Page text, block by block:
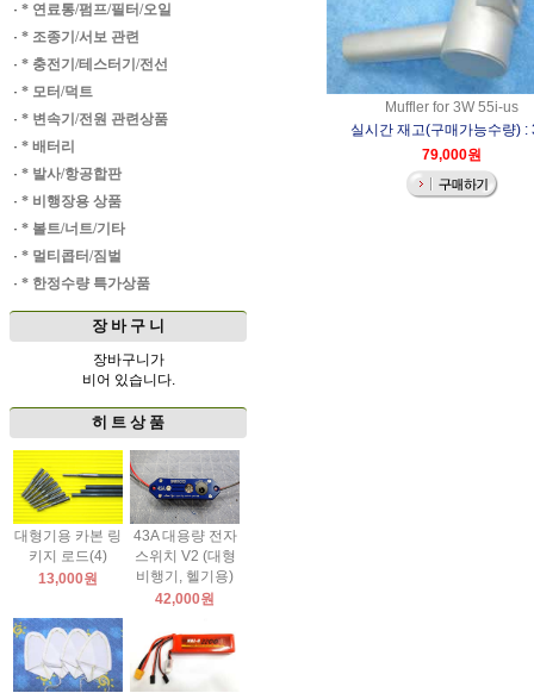
· * 연료통/펌프/필터/오일
· * 조종기/서보 관련
· * 충전기/테스터기/전선
· * 모터/덕트
· * 변속기/전원 관련상품
· * 배터리
· * 발사/항공합판
· * 비행장용 상품
· * 볼트/너트/기타
· * 멀티콥터/짐벌
· * 한정수량 특가상품
장 바 구 니
장바구니가
비어 있습니다.
히 트 상 품
대형기용 카본 링
키지 로드(4)
13,000원
43A 대용량 전자
스위치 V2 (대형
비행기, 헬기용)
42,000원
Muffler for 3W 55i-us
실시간 재고(구매가능수량) :
79,000원